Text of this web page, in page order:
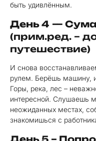
быть удивлённым.
День 4 —
(прим.ред. –
путешествие)
И снова
рулем. Берёшь машину,
Горы, река, лес –
интересной. Слушаешь
неожиданных местах,
знакомишься с